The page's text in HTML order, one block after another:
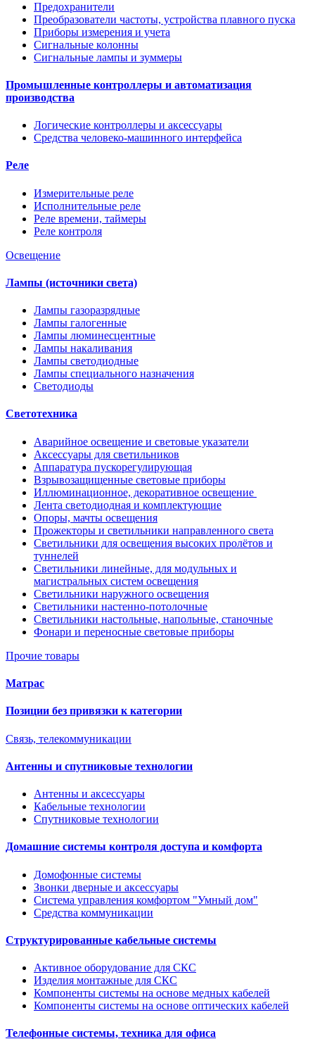
Предохранители
Преобразователи частоты, устройства плавного пуска
Приборы измерения и учета
Сигнальные колонны
Сигнальные лампы и зуммеры
Промышленные контроллеры и автоматизация
производства
Логические контроллеры и аксессуары
Средства человеко-машинного интерфейса
Реле
Измерительные реле
Исполнительные реле
Реле времени, таймеры
Реле контроля
Освещение
Лампы (источники света)
Лампы газоразрядные
Лампы галогенные
Лампы люминесцентные
Лампы накаливания
Лампы светодиодные
Лампы специального назначения
Светодиоды
Светотехника
Аварийное освещение и световые указатели
Аксессуары для светильников
Аппаратура пускорегулирующая
Взрывозащищенные световые приборы
Иллюминационное, декоративное освещение
Лента светодиодная и комплектующие
Опоры, мачты освещения
Прожекторы и светильники направленного света
Светильники для освещения высоких пролётов и
туннелей
Светильники линейные, для модульных и
магистральных систем освещения
Светильники наружного освещения
Светильники настенно-потолочные
Светильники настольные, напольные, станочные
Фонари и переносные световые приборы
Прочие товары
Матрас
Позиции без привязки к категории
Связь, телекоммуникации
Антенны и спутниковые технологии
Антенны и аксессуары
Кабельные технологии
Спутниковые технологии
Домашние системы контроля доступа и комфорта
Домофонные системы
Звонки дверные и аксессуары
Система управления комфортом "Умный дом"
Средства коммуникации
Структурированные кабельные системы
Активное оборудование для СКС
Изделия монтажные для СКС
Компоненты системы на основе медных кабелей
Компоненты системы на основе оптических кабелей
Телефонные системы, техника для офиса